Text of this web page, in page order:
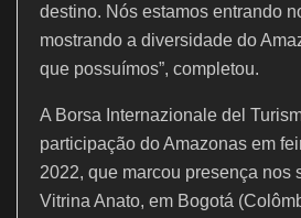
destino. Nós estamos entrando
mostrando a diversidade do
que possuímos”, completou.
A Borsa Internazionale del
participação do Amazonas em
2022, que marcou presença nos
Vitrina Anato, em Bogotá